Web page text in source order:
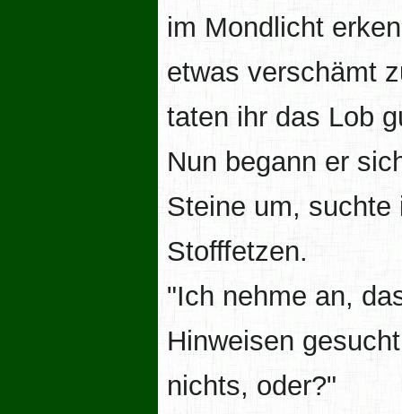
im Mondlicht
etwas verschämt
taten ihr das Lob
Nun begann er
Steine um,
Stofffetzen.
"Ich nehme an,
Hinweisen
nichts, oder?"